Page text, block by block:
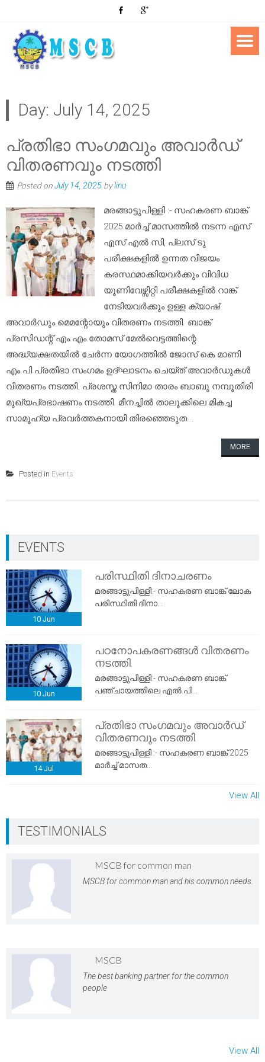
Day: July 14, 2025
പ്രതിഭാ സംഗമവും അവാർഡ്
വിതരണവും നടത്തി
Posted onJuly 14, 2025 bylinu
മരങ്ങാട്ടുപിള്ളി :- സഹകരണ ബാങ്ക്
2025 മാർച്ച് മാസത്തിൽ നടന്ന എസ്
എസ് എൽ സി, പ്ലസ് ടു
പരീക്ഷകളിൽ ഉന്നത വിജയം
കരസ്ഥമാക്കിയവർക്കും വിവിധ
യൂണിവേഴ്സിറ്റി പരീക്ഷകളിൽ റാങ്ക്
നേടിയവർക്കും ഉള്ള ക്യാഷ്
അവാർഡും മെമന്റോയും വിതരണം നടത്തി. ബാങ്ക്
പ്രസിഡന്റ് എം.എം.തോമസ് മേൽവെട്ടത്തിന്റെ
അദ്ധ്യക്ഷതയിൽ ചേർന്ന യോഗത്തിൽ ജോസ് കെ മാണി
എം.പി പ്രതിഭാ സംഗമം ഉദ്ഘാടനം ചെയ്ത് അവാർഡുകൾ
വിതരണം നടത്തി. പ്രശസ്ത സിനിമാ താരം ബാബു നമ്പൂതിരി
മുഖ്യപ്രഭാഷണം നടത്തി. മീനച്ചിൽ താലൂക്കിലെ മികച്ച
സാമൂഹ്യ പ്രവർത്തകനായി തിരഞ്ഞെടുത...
MORE
Posted in Events
EVENTS
10 Jun
പരിസ്ഥിതി ദിനാചരണം
മരങ്ങാട്ടുപിള്ളി:- സഹകരണ ബാങ്ക് ലോക
പരിസ്ഥിതി ദിനാ...
10 Jun
പഠനോപകരണങ്ങൾ വിതരണം
നടത്തി.
മരങ്ങാട്ടുപിള്ളി:- സഹകരണ ബാങ്ക്
പഞ്ചായത്തിലെ എൽ.പി...
14 Jul
പ്രതിഭാ സംഗമവും അവാർഡ്
വിതരണവും നടത്തി
മരങ്ങാട്ടുപിള്ളി :- സഹകരണ ബാങ്ക് 2025
മാർച്ച് മാസത...
View All
TESTIMONIALS
MSCB for common man
MSCB for common man and his common needs.
MSCB
The best banking partner for the common
people
View All